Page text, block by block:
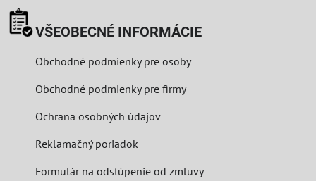
VŠEOBECNÉ INFORMÁCIE
Obchodné podmienky pre osoby
Obchodné podmienky pre firmy
Ochrana osobných údajov
Reklamačný poriadok
Formulár na odstúpenie od zmluvy